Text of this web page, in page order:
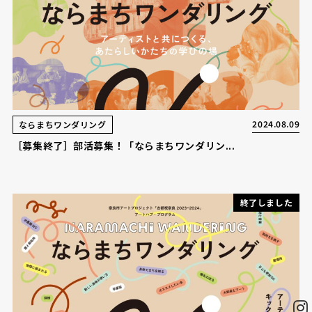
ならまちワンダリング 2024.08.09
［募集終了］部活募集！「ならまちワンダリン...
終了しました